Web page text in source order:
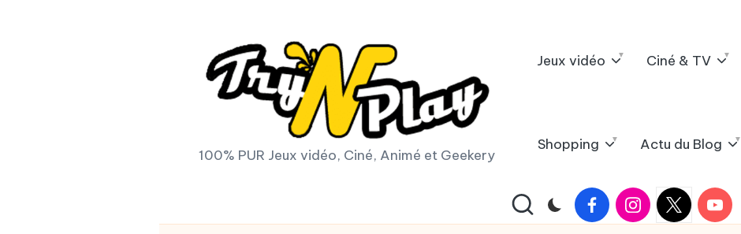
T
100% PUR Jeux vidéo, Ciné, Animé et Geekery
Jeux vidéo Ciné & TV
Shopping Actu du Blog
FacebookInstagram
X
|
Youtube